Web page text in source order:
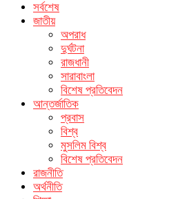
সর্বশেষ
জাতীয়
অপরাধ
দুর্ঘটনা
রাজধানী
সারাবাংলা
বিশেষ প্রতিবেদন
আন্তর্জাতিক
প্রবাস
বিশ্ব
মুসলিম বিশ্ব
বিশেষ প্রতিবেদন
রাজনীতি
অর্থনীতি